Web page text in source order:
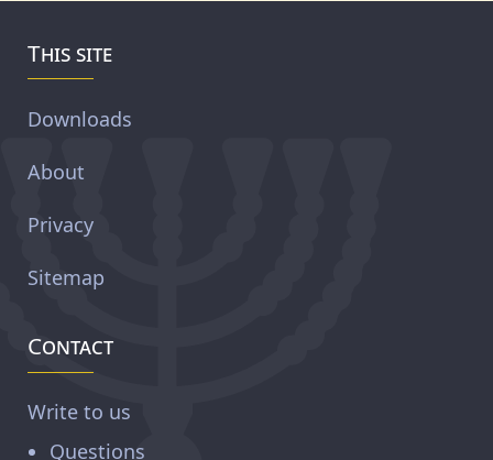
This site
Downloads
About
Privacy
Sitemap
Contact
Write to us
Questions